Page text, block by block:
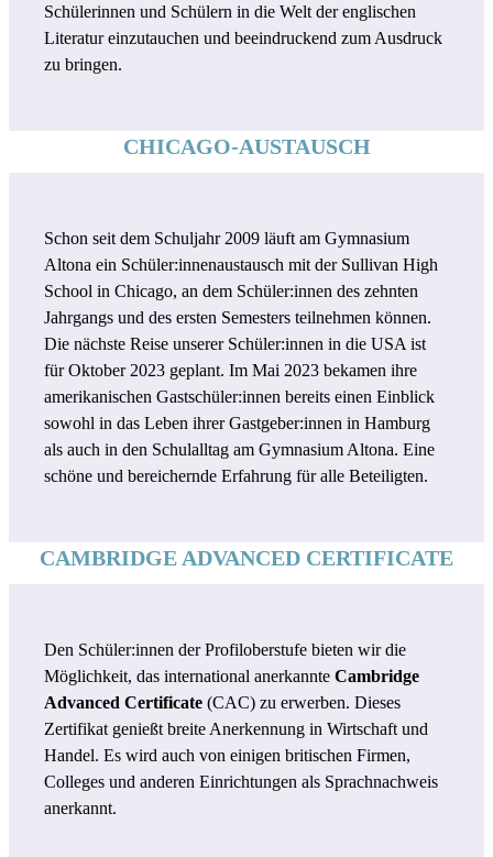
Schülerinnen und Schülern in die Welt der englischen
Literatur einzutauchen und beeindruckend zum Ausdruck
zu bringen.
CHICAGO-AUSTAUSCH
Schon seit dem Schuljahr 2009 läuft am Gymnasium
Altona ein Schüler:innenaustausch mit der Sullivan High
School in Chicago, an dem Schüler:innen des zehnten
Jahrgangs und des ersten Semesters teilnehmen können.
Die nächste Reise unserer Schüler:innen in die USA ist
für Oktober 2023 geplant. Im Mai 2023 bekamen ihre
amerikanischen Gastschüler:innen bereits einen Einblick
sowohl in das Leben ihrer Gastgeber:innen in Hamburg
als auch in den Schulalltag am Gymnasium Altona. Eine
schöne und bereichernde Erfahrung für alle Beteiligten.
CAMBRIDGE ADVANCED CERTIFICATE
Den Schüler:innen der Profiloberstufe bieten wir die
Möglichkeit, das international anerkannte Cambridge
Advanced Certificate (CAC) zu erwerben. Dieses
Zertifikat genießt breite Anerkennung in Wirtschaft und
Handel. Es wird auch von einigen britischen Firmen,
Colleges und anderen Einrichtungen als Sprachnachweis
anerkannt.